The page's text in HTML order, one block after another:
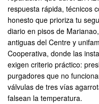
respuesta rápida, técnicos
honesto que prioriza tu
diario en pisos de
antiguas del Centre y
Cooperativa, donde las
exigen criterio práctico:
purgadores que no
válvulas de tres vías
falsean la temperatura.